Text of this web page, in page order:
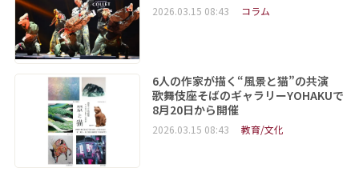
2026.03.15 08:43 コラム
6人の作家が描く“風景と猫”の共演
歌舞伎座そばのギャラリーYOHAKUで
8月20日から開催
2026.03.15 08:43 教育/文化